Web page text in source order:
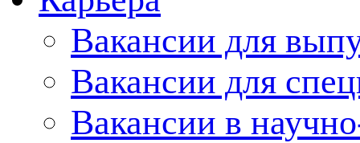
Вакансии для
Вакансии для
Вакансии в